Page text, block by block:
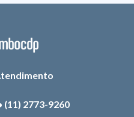
(11) 2773-9260